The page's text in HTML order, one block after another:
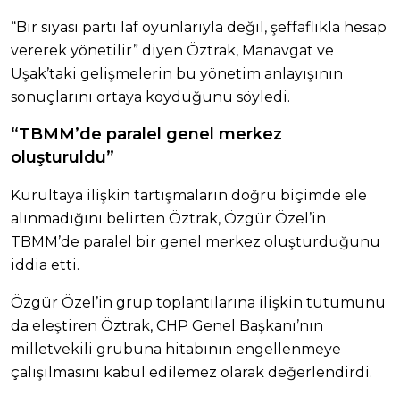
“Bir siyasi parti laf oyunlarıyla değil, şeffaflıkla hesap
vererek yönetilir” diyen Öztrak, Manavgat ve
Uşak’taki gelişmelerin bu yönetim anlayışının
sonuçlarını ortaya koyduğunu söyledi.
“TBMM’de paralel genel merkez
oluşturuldu”
Kurultaya ilişkin tartışmaların doğru biçimde ele
alınmadığını belirten Öztrak, Özgür Özel’in
TBMM’de paralel bir genel merkez oluşturduğunu
iddia etti.
Özgür Özel’in grup toplantılarına ilişkin tutumunu
da eleştiren Öztrak, CHP Genel Başkanı’nın
milletvekili grubuna hitabının engellenmeye
çalışılmasını kabul edilemez olarak değerlendirdi.